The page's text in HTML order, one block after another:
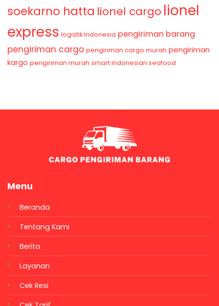
soekarno hatta lionel cargo lionel
express logistik Indonesia pengiriman barang
pengiriman cargo pengiriman cargo murah pengiriman
kargo pengiriman murah smart indonesian seafood
Menu
Beranda
Tentang Kami
Berita
Layanan
Cek Resi